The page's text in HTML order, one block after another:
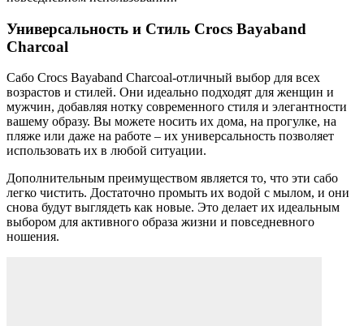
Универсальность и Стиль Crocs Bayaband
Charcoal
Сабо Crocs Bayaband Charcoal-отличный выбор для всех
возрастов и стилей. Они идеально подходят для женщин и
мужчин, добавляя нотку современного стиля и элегантности
вашему образу. Вы можете носить их дома, на прогулке, на
пляже или даже на работе – их универсальность позволяет
использовать их в любой ситуации.
Дополнительным преимуществом является то, что эти сабо
легко чистить. Достаточно промыть их водой с мылом, и они
снова будут выглядеть как новые. Это делает их идеальным
выбором для активного образа жизни и повседневного
ношения.